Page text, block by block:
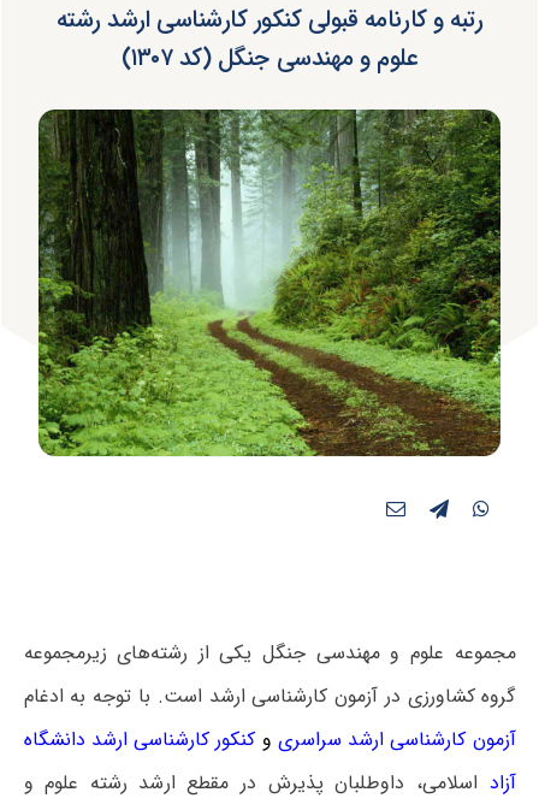
رتبه و کارنامه قبولی کنکور کارشناسی ارشد رشته
علوم و مهندسی جنگل (کد ۱۳۰۷)
مجموعه علوم و مهندسی جنگل یکی از رشته‌های زیرمجموعه
گروه کشاورزی در آزمون کارشناسی ارشد است. با توجه به ادغام
آزمون کارشناسی ارشد سراسری و کنکور کارشناسی ارشد دانشگاه
آزاد اسلامی، داوطلبان پذیرش در مقطع ارشد رشته علوم و